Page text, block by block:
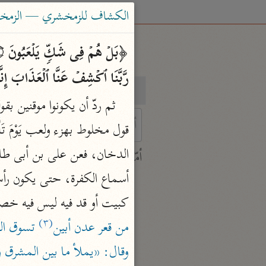
بحث تفسير
characters for results.
أمّهات
جامع البيان
ابن جرير الطبري (٣١٠ هـ)
نحو ٢٨ مجلدًا
تفسير القرآن العظيم
ابن كثير (٧٧٤ هـ)
الكشاف للزمخشري — الزمخشري
رَّبَّنَا ٱكۡشِفۡ عَنَّا ٱلۡعَذَابَ إِنَّا
أسماع الكفرة، حتى يكون
كبيت أو قد فيه ليس فيه
من قعر عدن أبين(٣) تسوق
وقال: «يملأ ما بين المشرق